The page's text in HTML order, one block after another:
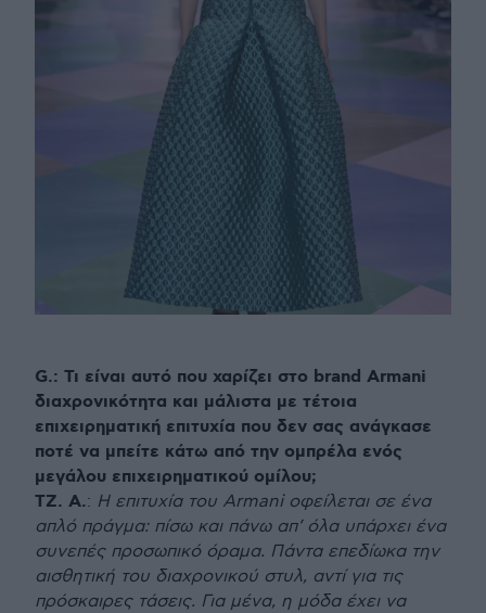
G.: Τι είναι αυτό που χαρίζει στο brand Armani
διαχρονικότητα και μάλιστα με τέτοια
επιχειρηματική επιτυχία που δεν σας ανάγκασε
ποτέ να μπείτε κάτω από την ομπρέλα ενός
μεγάλου επιχειρηματικού ομίλου;
ΤΖ. Α.: Η επιτυχία του Armani οφείλεται σε ένα
απλό πράγμα: πίσω και πάνω απ’ όλα υπάρχει ένα
συνεπές προσωπικό όραμα. Πάντα επεδίωκα την
αισθητική του διαχρονικού στυλ, αντί για τις
πρόσκαιρες τάσεις. Για μένα, η μόδα έχει να